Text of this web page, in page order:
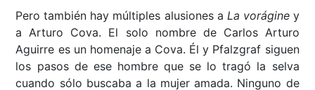
Pero también hay múltiples alusiones a La voráginey
a Arturo Cova. El solo nombre de Carlos Arturo
Aguirre es un homenaje a Cova. Él y Pfalzgraf siguen
los pasos de ese hombre que se lo tragó la selva
cuando sólo buscaba a la mujer amada. Ninguno de